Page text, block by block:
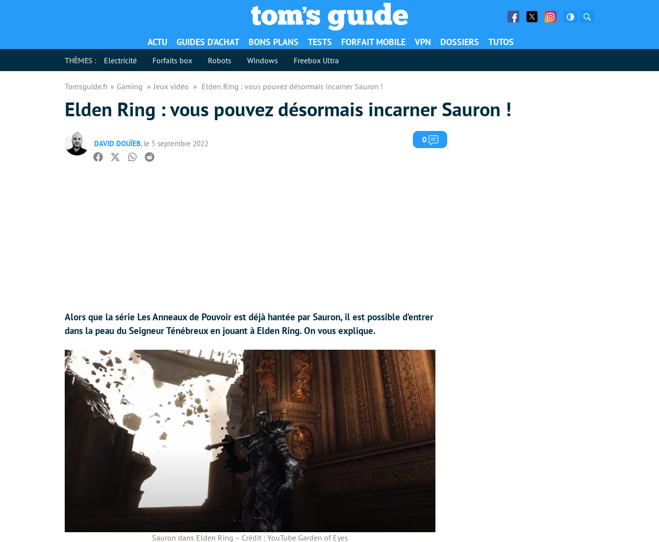
Facebook
Twitter Facebook
ACTU GUIDES D’ACHAT BONS PLANS TESTS FORFAIT MOBILE VPN DOSSIERS TUTOS
THÈMES : Electricité Forfaits box Robots Windows Freebox Ultra
Tomsguide.fr Gaming Jeux vidéo Elden Ring : vous pouvez désormais incarner Sauron !
Elden Ring : vous pouvez désormais incarner Sauron !
DAVID DOUÏEB, le 5 septembre 2022 0 Commentaires
Facebook
TwitterWhatsapp
Reddit
Alors que la série Les Anneaux de Pouvoir est déjà hantée par Sauron, il est possible d’entrer
dans la peau du Seigneur Ténébreux en jouant à Elden Ring. On vous explique.
Sauron dans Elden Ring – Crédit : YouTube Garden of Eyes